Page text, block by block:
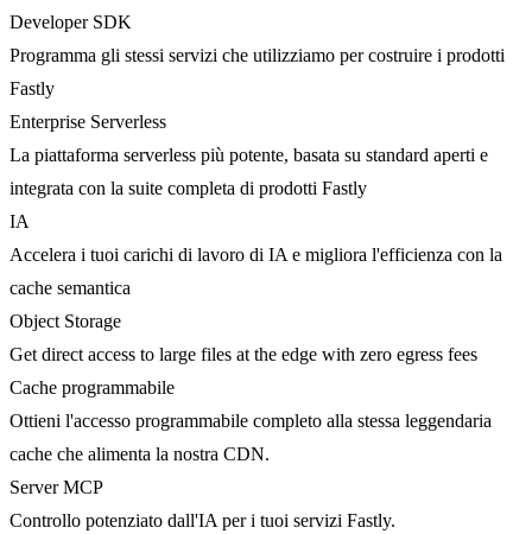
Developer SDK
Programma gli stessi servizi che utilizziamo per costruire i prodotti
Fastly
Enterprise Serverless
La piattaforma serverless più potente, basata su standard aperti e
integrata con la suite completa di prodotti Fastly
IA
Accelera i tuoi carichi di lavoro di IA e migliora l'efficienza con la
cache semantica
Object Storage
Get direct access to large files at the edge with zero egress fees
Cache programmabile
Ottieni l'accesso programmabile completo alla stessa leggendaria
cache che alimenta la nostra CDN.
Server MCP
Controllo potenziato dall'IA per i tuoi servizi Fastly.